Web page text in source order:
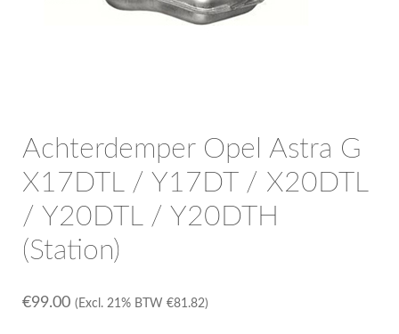
Achterdemper Opel Astra G
X17DTL / Y17DT / X20DTL
/ Y20DTL / Y20DTH
(Station)
€99.00 (Excl. 21% BTW €81.82)